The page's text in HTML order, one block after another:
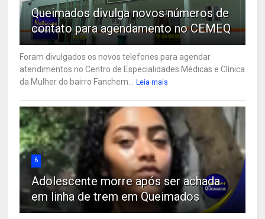
Queimados divulga novos números de
contato para agendamento no CEMEQ
Foram divulgados os novos telefones para agendar
atendimentos no Centro de Especialidades Médicas e Clínica
da Mulher do bairro Fanchem...
Leia mais
6
Adolescente morre após ser achada
em linha de trem em Queimados